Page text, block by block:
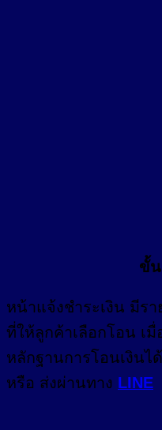
ขั้
หน้าแจ้งชำระเงิน มีรา
ที่ให้ลูกค้าเลือกโอน เมื่
หลักฐานการโอนเงิน
หรือ ส่งผ่านทาง LINE